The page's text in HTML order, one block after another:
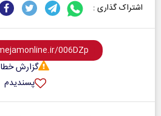
اشتراک گذاری :
گزارش خطا
پسندیدم